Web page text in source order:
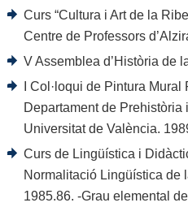
Curs “Cultura i Art de la
Centre de Professors
V Assemblea d’Història de
I Col·loqui de Pintura
Departament de Prehistòria
Universitat de València.
Curs de Lingüística i
Normalitació Lingüística de
1985.86. -Grau elemental